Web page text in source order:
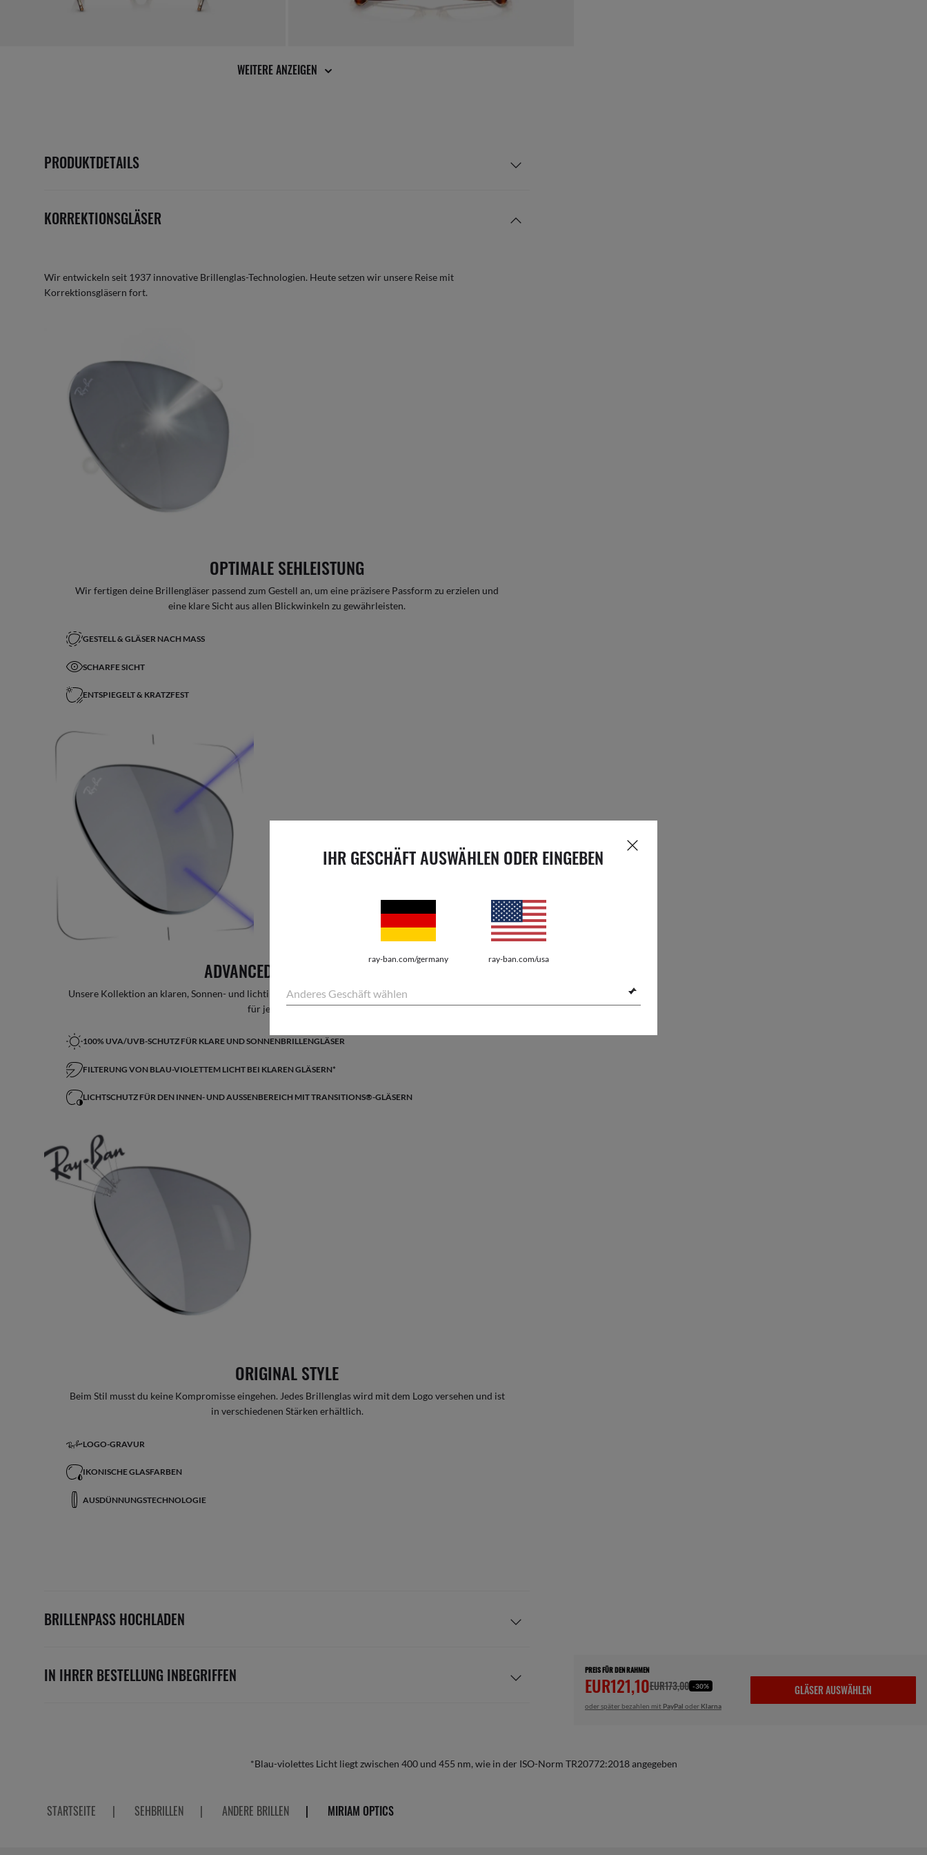
IHR GESCHÄFT AUSWÄHLEN ODER EINGEBEN
ray-ban.com/germany ray-ban.com/usa
Anderes Geschäft wählen
WEITERE ANZEIGEN
PRODUKTDETAILS
KORREKTIONSGLÄSER
Wir entwickeln seit 1937 innovative Brillenglas-Technologien. Heute setzen wir unsere Reise mit
Korrektionsgläsern fort.
OPTIMALE SEHLEISTUNG
Wir fertigen deine Brillengläser passend zum Gestell an, um eine präzisere Passform zu erzielen und
eine klare Sicht aus allen Blickwinkeln zu gewährleisten.
GESTELL & GLÄSER NACH MASS
SCHARFE SICHT
ENTSPIEGELT & KRATZFEST
ADVANCED LIGHT-SCHUTZ
Unsere Kollektion an klaren, Sonnen- und lichtintelligenten Gläsern umfasst die neuesten Innovationen
für jeden Lifestyle.
100% UVA/UVB-SCHUTZ FÜR KLARE UND SONNENBRILLENGLÄSER
FILTERUNG VON BLAU-VIOLETTEM LICHT BEI KLAREN GLÄSERN*
LICHTSCHUTZ FÜR DEN INNEN- UND AUSSENBEREICH MIT TRANSITIONS®-GLÄSERN
ORIGINAL STYLE
Beim Stil musst du keine Kompromisse eingehen. Jedes Brillenglas wird mit dem Logo versehen und ist
in verschiedenen Stärken erhältlich.
LOGO-GRAVUR
IKONISCHE GLASFARBEN
AUSDÜNNUNGSTECHNOLOGIE
BRILLENPASS HOCHLADEN
IN IHRER BESTELLUNG INBEGRIFFEN PREIS FÜR DEN RAHMEN
EUR121,10EUR173,00 -30%
oder später bezahlen mit PayPal oder Klarna
GLÄSER AUSWÄHLEN
*Blau-violettes Licht liegt zwischen 400 und 455 nm, wie in der ISO-Norm TR20772:2018 angegeben
STARTSEITE | SEHBRILLEN | ANDERE BRILLEN | MIRIAM OPTICS